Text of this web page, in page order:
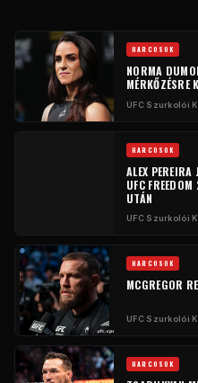
HARCOSOK
NORMA
MÉRKŐZÉSRE
UFC Szurkolói
HARCOSOK
ALEX PEREIRA
UFC FREEDOM
UTÁN
UFC Szurkolói
HARCOSOK
MCGREGOR
UFC Szurkolói
HARCOSOK